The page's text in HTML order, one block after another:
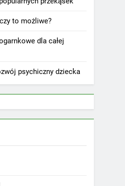
to możliwe?
dla całej
psychiczny dziecka